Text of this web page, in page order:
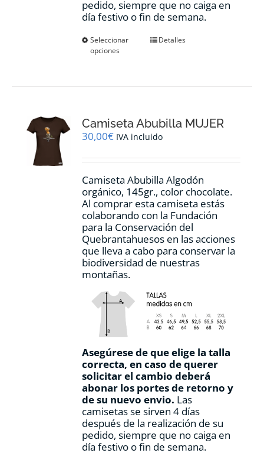
pedido, siempre que no caiga en
día festivo o fin de semana.
Seleccionar
opciones
Este
se
pueden
en
página
de
producto
Detalles
Camiseta Abubilla MUJER
30,00€ IVA incluido
Camiseta Abubilla Algodón
orgánico, 145gr., color chocolate.
Al comprar esta camiseta estás
colaborando con la Fundación
para la Conservación del
Quebrantahuesos en las acciones
que lleva a cabo para conservar la
biodiversidad de nuestras
montañas.
Asegúrese de que elige la talla
correcta, en caso de querer
solicitar el cambio deberá
abonar los portes de retorno y
de su nuevo envio. Las
camisetas se sirven 4 días
después de la realización de su
pedido, siempre que no caiga en
día festivo o fin de semana.